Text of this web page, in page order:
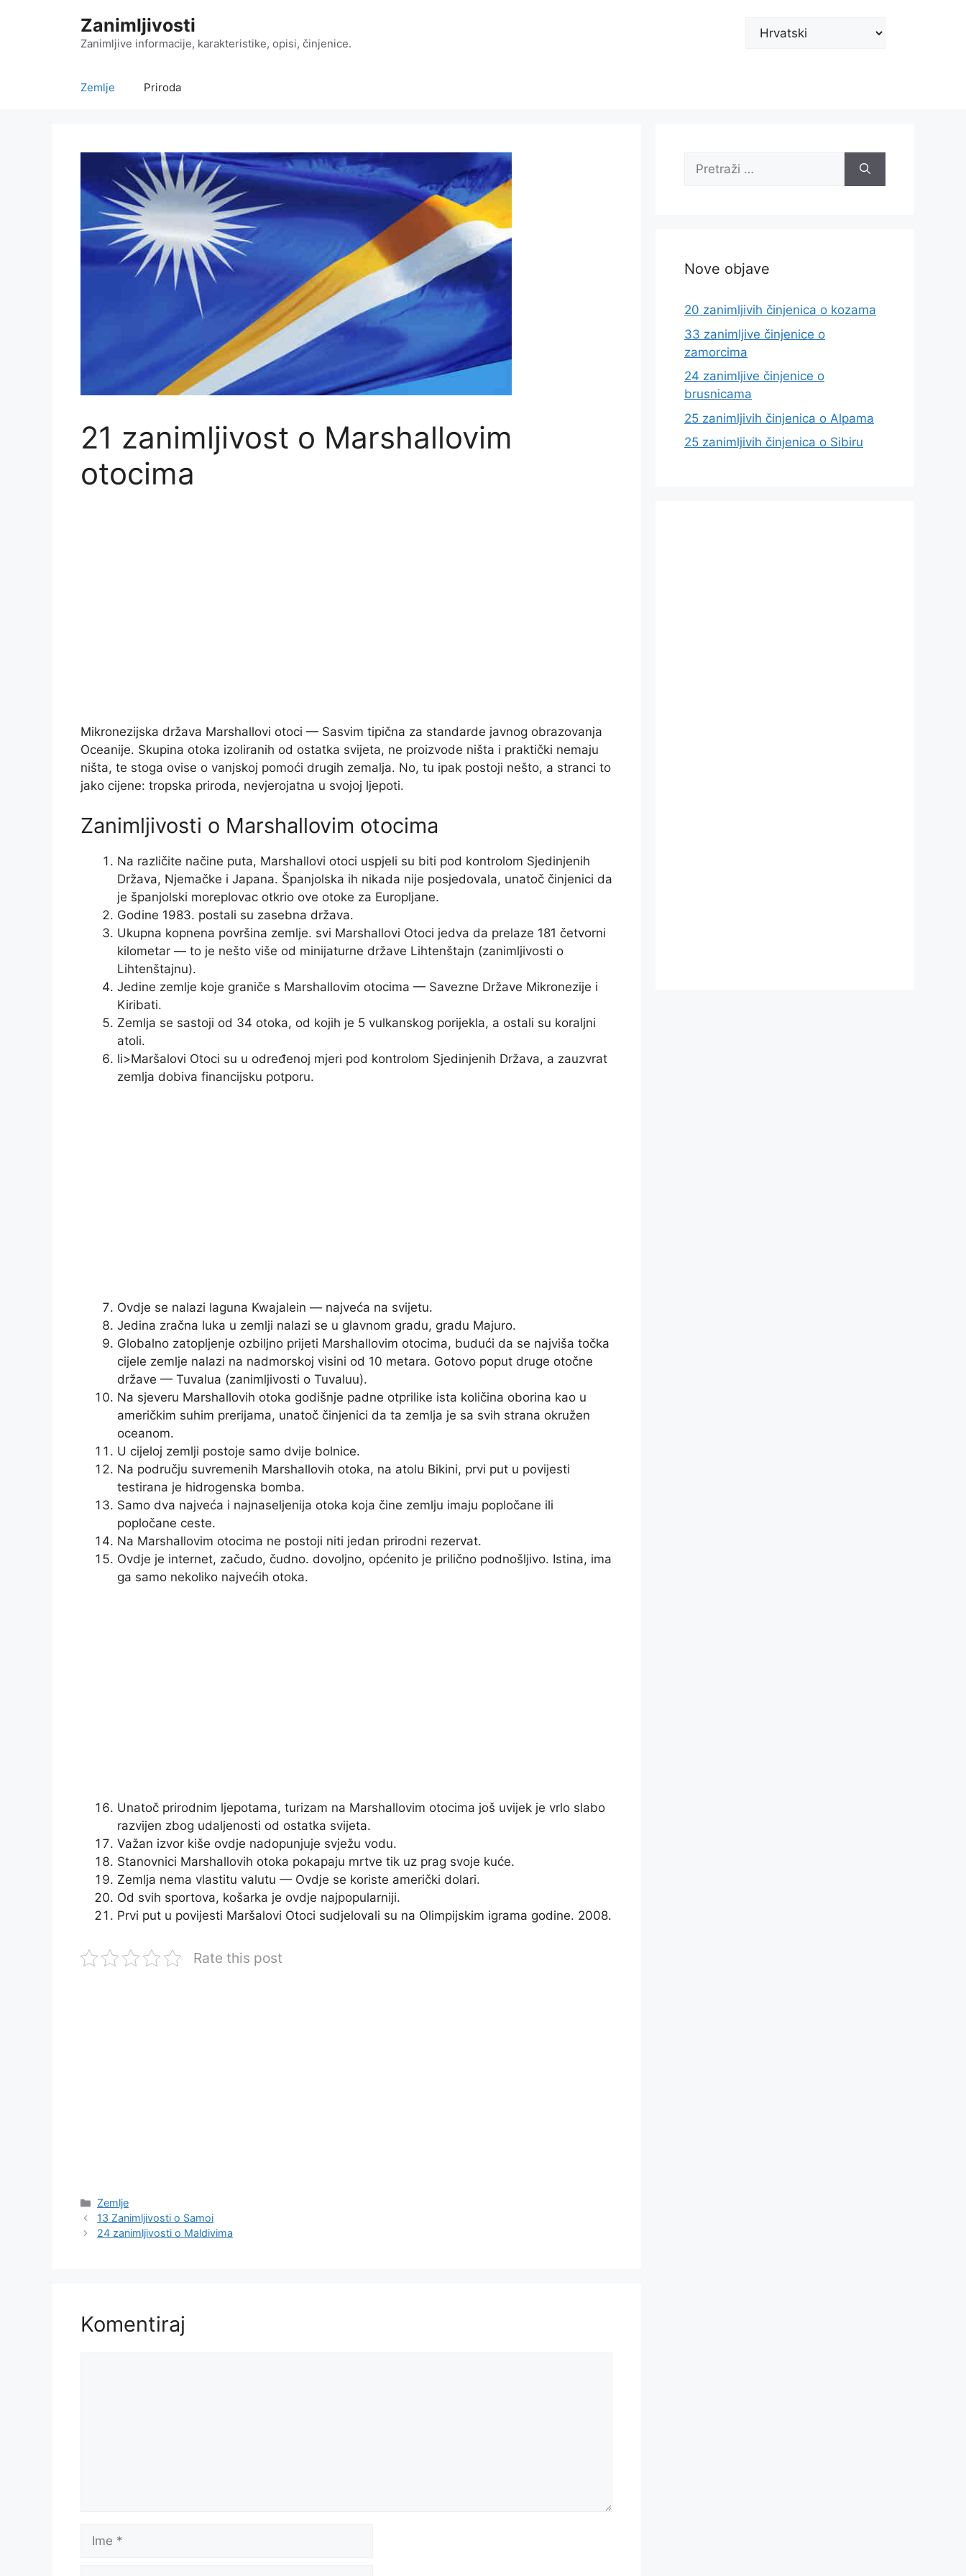
Zanimljivosti
Zanimljive informacije, karakteristike, opisi, činjenice.
Odaberite
Zemlje Priroda
21 zanimljivost o Marshallovim
otocima
Mikronezijska država Marshallovi otoci — Sasvim tipična za standarde javnog obrazovanja
Oceanije. Skupina otoka izoliranih od ostatka svijeta, ne proizvode ništa i praktički nemaju
ništa, te stoga ovise o vanjskoj pomoći drugih zemalja. No, tu ipak postoji nešto, a stranci to
jako cijene: tropska priroda, nevjerojatna u svojoj ljepoti.
Zanimljivosti o Marshallovim otocima
Na različite načine puta, Marshallovi otoci uspjeli su biti pod kontrolom Sjedinjenih
Država, Njemačke i Japana. Španjolska ih nikada nije posjedovala, unatoč činjenici da
je španjolski moreplovac otkrio ove otoke za Europljane.
Godine 1983. postali su zasebna država.
Ukupna kopnena površina zemlje. svi Marshallovi Otoci jedva da prelaze 181 četvorni
kilometar — to je nešto više od minijaturne države Lihtenštajn (zanimljivosti o
Lihtenštajnu).
Jedine zemlje koje graniče s Marshallovim otocima — Savezne Države Mikronezije i
Kiribati.
Zemlja se sastoji od 34 otoka, od kojih je 5 vulkanskog porijekla, a ostali su koraljni
atoli.
li>Maršalovi Otoci su u određenoj mjeri pod kontrolom Sjedinjenih Država, a zauzvrat
zemlja dobiva financijsku potporu.
Ovdje se nalazi laguna Kwajalein — najveća na svijetu.
Jedina zračna luka u zemlji nalazi se u glavnom gradu, gradu Majuro.
Globalno zatopljenje ozbiljno prijeti Marshallovim otocima, budući da se najviša točka
cijele zemlje nalazi na nadmorskoj visini od 10 metara. Gotovo poput druge otočne
države — Tuvalua (zanimljivosti o Tuvaluu).
Na sjeveru Marshallovih otoka godišnje padne otprilike ista količina oborina kao u
američkim suhim prerijama, unatoč činjenici da ta zemlja je sa svih strana okružen
oceanom.
U cijeloj zemlji postoje samo dvije bolnice.
Na području suvremenih Marshallovih otoka, na atolu Bikini, prvi put u povijesti
testirana je hidrogenska bomba.
Samo dva najveća i najnaseljenija otoka koja čine zemlju imaju popločane ili
popločane ceste.
Na Marshallovim otocima ne postoji niti jedan prirodni rezervat.
Ovdje je internet, začudo, čudno. dovoljno, općenito je prilično podnošljivo. Istina, ima
ga samo nekoliko najvećih otoka.
Unatoč prirodnim ljepotama, turizam na Marshallovim otocima još uvijek je vrlo slabo
razvijen zbog udaljenosti od ostatka svijeta.
Važan izvor kiše ovdje nadopunjuje svježu vodu.
Stanovnici Marshallovih otoka pokapaju mrtve tik uz prag svoje kuće.
Zemlja nema vlastitu valutu — Ovdje se koriste američki dolari.
Od svih sportova, košarka je ovdje najpopularniji.
Prvi put u povijesti Maršalovi Otoci sudjelovali su na Olimpijskim igrama godine. 2008.
Rate this post
Kategorije
Zemlje
13 Zanimljivosti o Samoi
24 zanimljivosti o Maldivima
Komentiraj
Ime
Pretraži:
Nove objave
20 zanimljivih činjenica o kozama
33 zanimljive činjenice o
zamorcima
24 zanimljive činjenice o
brusnicama
25 zanimljivih činjenica o Alpama
25 zanimljivih činjenica o Sibiru